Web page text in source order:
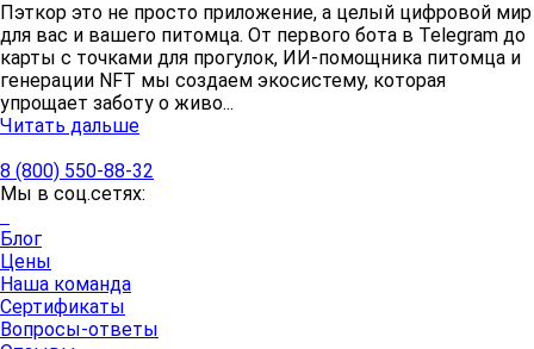
Пэткор это не просто приложение, а целый цифровой мир
для вас и вашего питомца. От первого бота в Telegram до
карты с точками для прогулок, ИИ-помощника питомца и
генерации NFT мы создаем экосистему, которая
упрощает заботу о живо...
Читать дальше
8 (800) 550-88-32
Мы в соц.сетях:
Блог
Цены
Наша команда
Сертификаты
Вопросы-ответы